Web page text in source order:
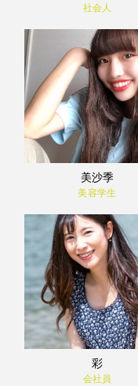
社会人
美沙季
美容学生
彩
会社員